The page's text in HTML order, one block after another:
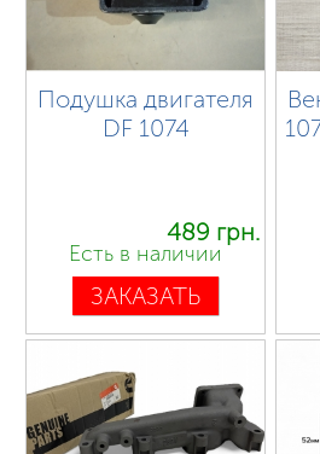
Подушка двигателя
DF 1074
489 грн.
Есть в наличии
ЗАКАЗАТЬ